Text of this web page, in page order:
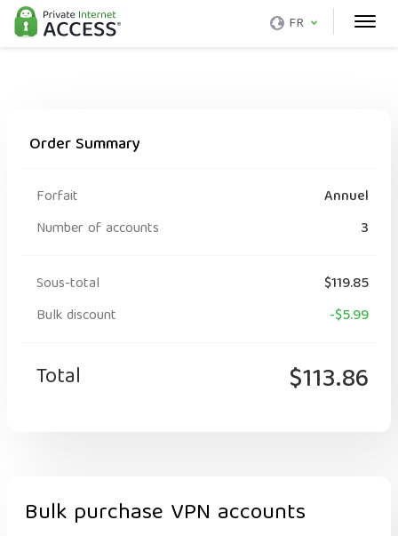
FR
Order Summary
Forfait
Annuel
Number of accounts
3
Sous-total
$119.85
Bulk discount
-$5.99
Total $113.86
Bulk purchase VPN accounts